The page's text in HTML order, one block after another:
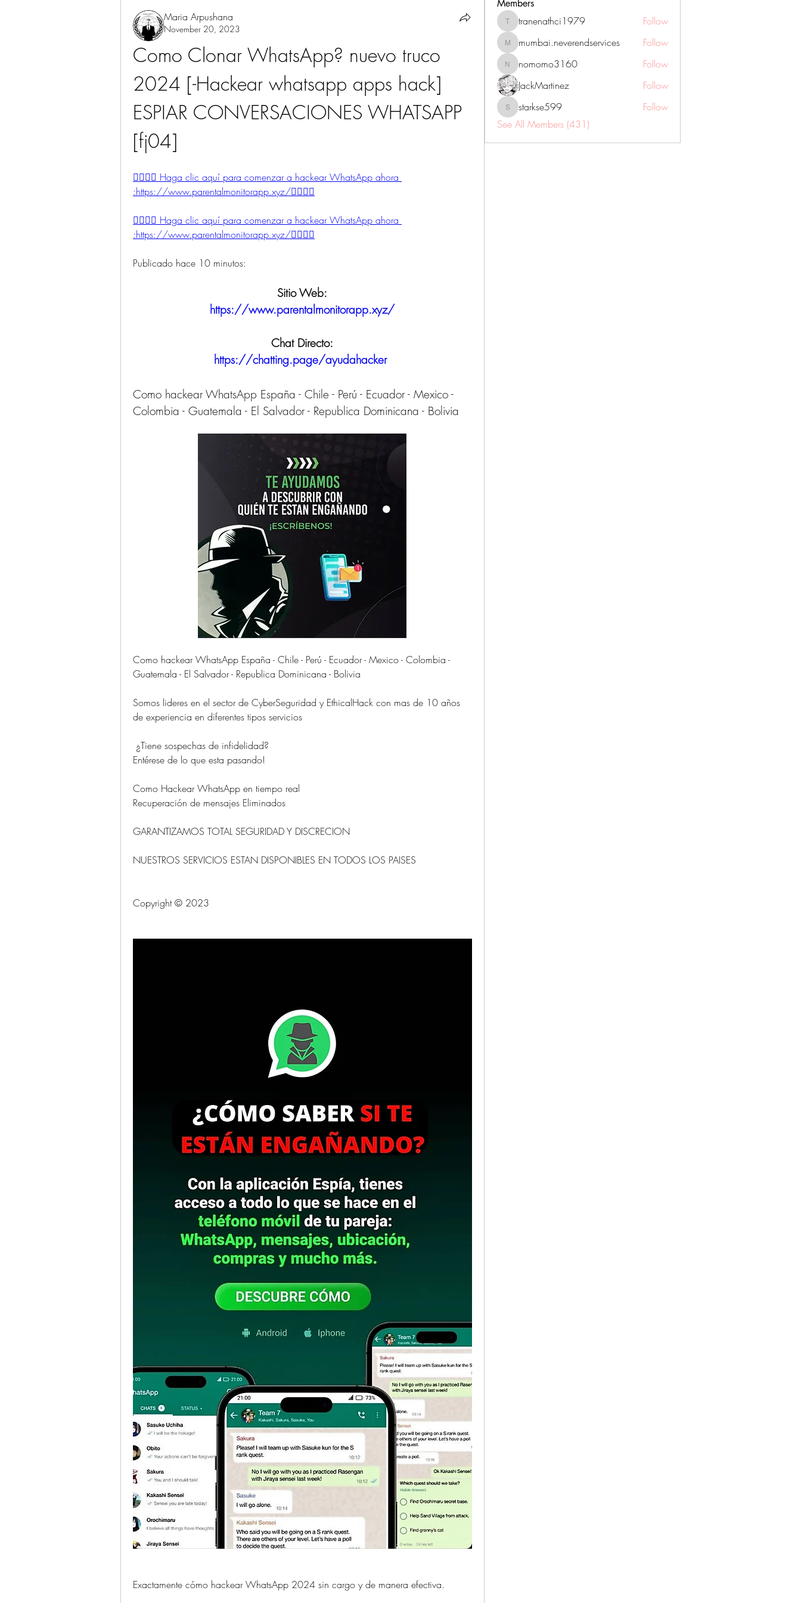
Maria Arpushana
November 20, 2023
Como Clonar WhatsApp? nuevo truco
2024 [-Hackear whatsapp apps hack]
ESPIAR CONVERSACIONES WHATSAPP
[fj04]
👉🏻👉🏻 Haga clic aquí para comenzar a hackear WhatsApp ahora
:https://www.parentalmonitorapp.xyz/👈🏻👈🏻
👉🏻👉🏻 Haga clic aquí para comenzar a hackear WhatsApp ahora
:https://www.parentalmonitorapp.xyz/👈🏻👈🏻
Publicado hace 10 minutos:
Sitio Web:
https://www.parentalmonitorapp.xyz/
Chat Directo:
https://chatting.page/ayudahacker
Como hackear WhatsApp España - Chile - Perú - Ecuador - Mexico -
Colombia - Guatemala - El Salvador - Republica Dominicana - Bolivia
Como hackear WhatsApp España - Chile - Perú - Ecuador - Mexico - Colombia -
Guatemala - El Salvador - Republica Dominicana - Bolivia
Somos lideres en el sector de CyberSeguridad y EthicalHack con mas de 10 años
de experiencia en diferentes tipos servicios
¿Tiene sospechas de infidelidad?
Entérese de lo que esta pasando!
Como Hackear WhatsApp en tiempo real
Recuperación de mensajes Eliminados
GARANTIZAMOS TOTAL SEGURIDAD Y DISCRECION
Copyright © 2023
Exactamente cómo hackear WhatsApp 2024 sin cargo y de manera efectiva.
Members
tranenathci1979
tranenathci1979 Follow
mumbai.neverendservices
mumbai.neverendservices Follow
nomomo3160
nomomo3160
Follow
JackMartinez
Follow
starkse599
starkse599
Follow
See All Members (431)